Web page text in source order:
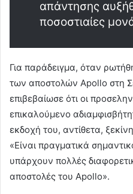
απάντησης
ποσοστιαίες
Για παράδειγμα, όταν
των αποστολών Apollo στη
επιβεβαίωσε ότι οι
επικαλούμενο
εκδοχή του, αντίθετα,
«Είναι πραγματικά
υπάρχουν πολλές
αποστολές του Apollo».